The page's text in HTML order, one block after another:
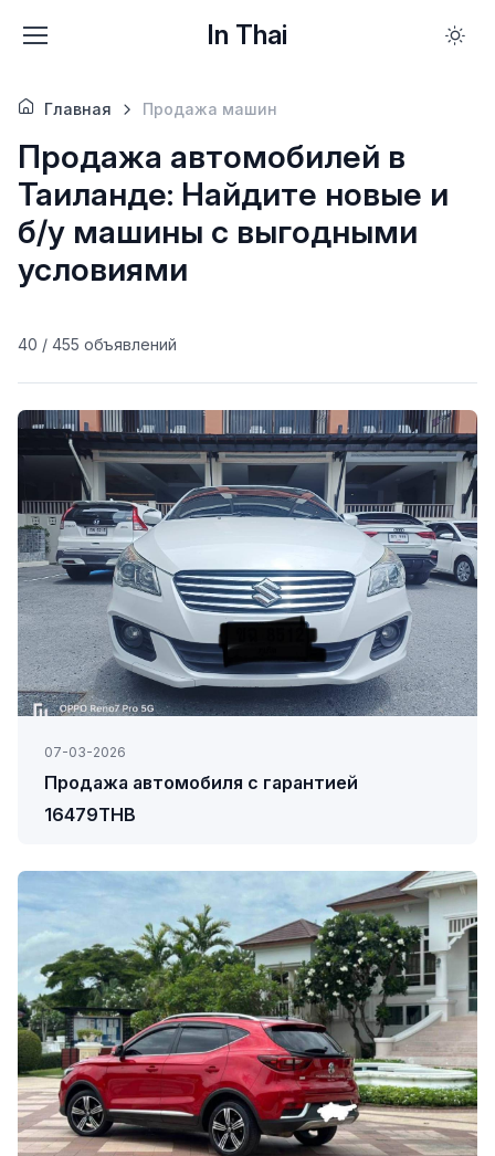
In Thai
Главная Продажа машин
Продажа автомобилей в
Таиланде: Найдите новые и
б/у машины с выгодными
условиями
40 / 455 объявлений
07-03-2026
Продажа автомобиля с гарантией
16479THB